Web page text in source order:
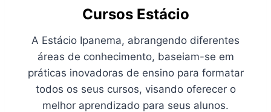
Cursos Estácio
A Estácio Ipanema, abrangendo diferentes
áreas de conhecimento, baseiam-se em
práticas inovadoras de ensino para formatar
todos os seus cursos, visando oferecer o
melhor aprendizado para seus alunos.